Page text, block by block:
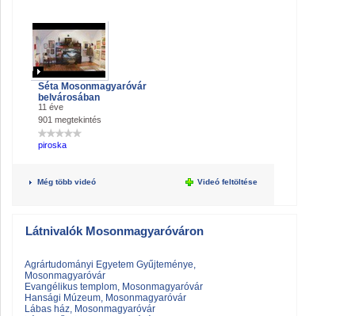
Séta Mosonmagyaróvár
belvárosában
11 éve
901 megtekintés
piroska
Még több videó Videó feltöltése
Látnivalók Mosonmagyaróváron
Agrártudományi Egyetem Gyűjteménye,
Mosonmagyaróvár
Evangélikus templom, Mosonmagyaróvár
Hansági Múzeum, Mosonmagyaróvár
Lábas ház, Mosonmagyaróvár